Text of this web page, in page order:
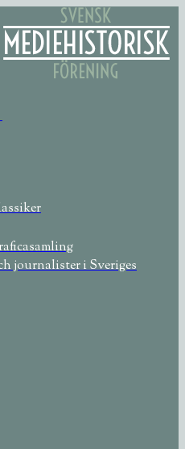
journalister i Sveriges